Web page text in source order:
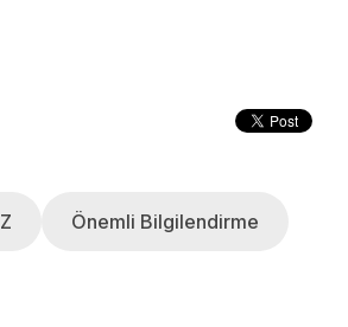
Önemli Bilgilendirme